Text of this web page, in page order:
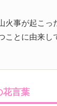
火事が起こっ
ことに由来し
花言葉